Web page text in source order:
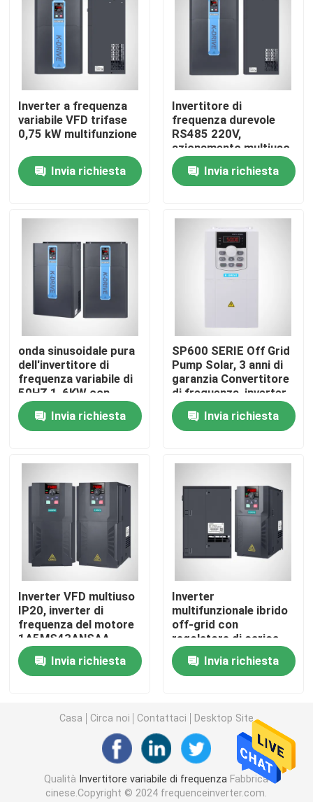
Chi siamo
Contatti
Prodotti
Video
Invertitore variabile di frequenza
invertitore di monofase
Invertitore trifase
Dispositivo d'avviamento molle del motore
invertitore solare della pompa
Touch screen di HMI
Invertitore dell'elevatore
Servomotore
Unità di freno dell'invertitore
Induttanza CA inverter
Inverter a frequenza
variabile VFD trifase
0,75 kW multifunzione
Invia richiesta
Invertitore di
frequenza durevole
RS485 220V,
azionamento multiuso
dell'invertitore del
motore a corrente
alternata
Invia richiesta
onda sinusoidale pura
dell'invertitore di
frequenza variabile di
50HZ 1-6KW con
l'esposizione LCD
Invia richiesta
SP600 SERIE Off Grid
Pump Solar, 3 anni di
garanzia Convertitore
di frequenza, inverter
di frequenza
50HZ/60HZ 220V
380V 480V
Invia richiesta
Inverter VFD multiuso
IP20, inverter di
frequenza del motore
1A5MS43ANSAA
Invia richiesta
Inverter
multifunzionale ibrido
off-grid con
regolatore di carica
solare MPPT
Invia richiesta
Casa Circa noi Contattaci Desktop Site
Qualità Invertitore variabile di frequenza Fabbrica
cinese.Copyright © 2024 frequenceinverter.com.